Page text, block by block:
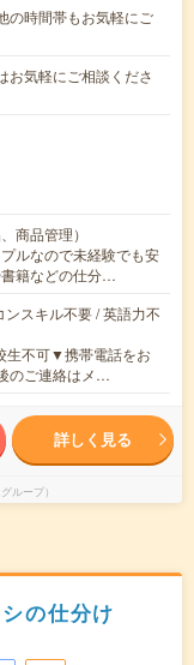
時間帯もお気軽にご
気軽にご相談くださ
商品管理）
ルなので未経験でも安
籍などの仕分…
スキル不要 / 英語力不
不可▼携帯電話をお
のご連絡はメ…
詳しく見る
ループ）
の仕分け